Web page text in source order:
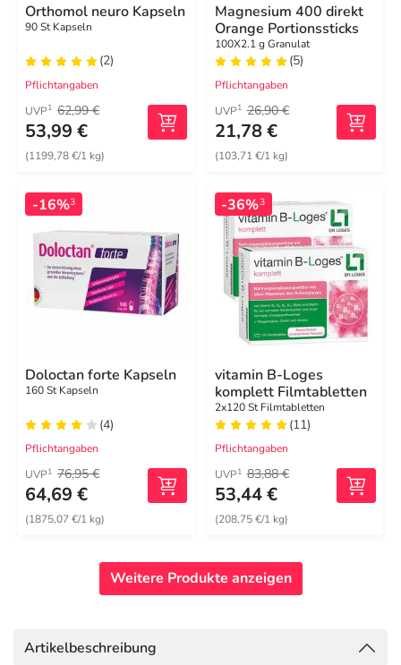
Orthomol neuro Kapseln
90 St Kapseln
(2)
Pflichtangaben
UVP1 62,99 €
53,99 €
(1199,78 €/1 kg)
Magnesium 400 direkt
Orange Portionssticks
100X2.1 g Granulat
(5)
Pflichtangaben
UVP1 26,90 €
21,78 €
(103,71 €/1 kg)
-16%3
Doloctan forte Kapseln
160 St Kapseln
(4)
Pflichtangaben
UVP1 76,95 €
64,69 €
(1875,07 €/1 kg)
-36%3
vitamin B-Loges
komplett Filmtabletten
2x120 St Filmtabletten
(11)
Pflichtangaben
UVP1 83,88 €
53,44 €
(208,75 €/1 kg)
Weitere Produkte anzeigen
Artikelbeschreibung